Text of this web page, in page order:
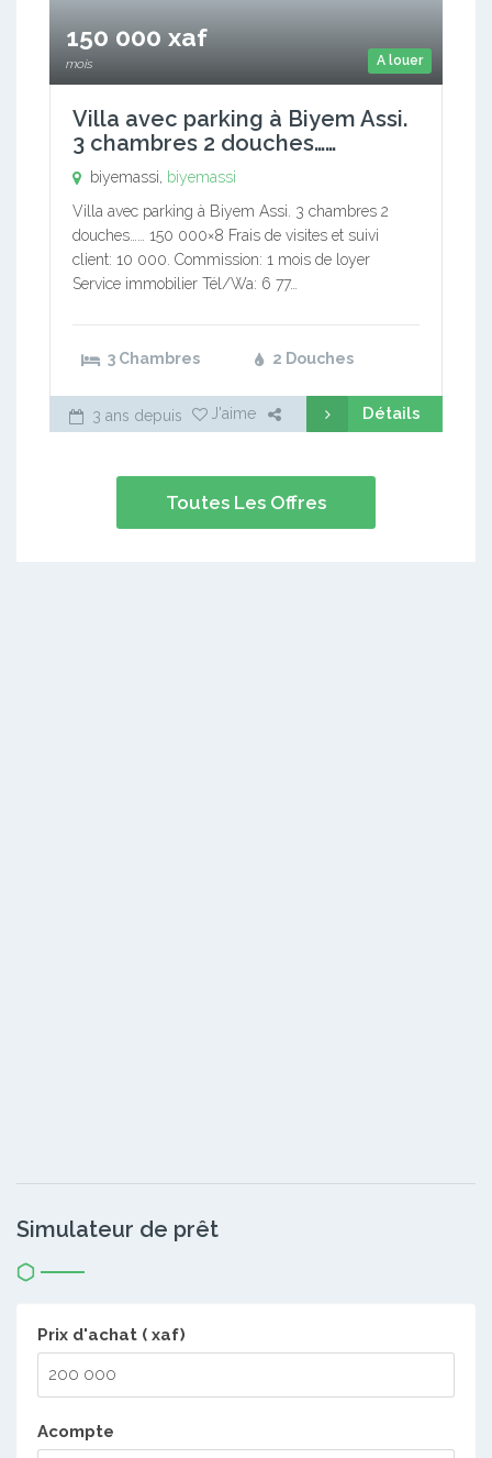
A louer
150 000 xaf
mois
Villa avec parking à Biyem Assi.
3 chambres 2 douches……
biyemassi,
biyemassi
Villa avec parking à Biyem Assi. 3 chambres 2
douches…… 150 000×8 Frais de visites et suivi
client: 10 000. Commission: 1 mois de loyer
Service immobilier Tél/Wa: 6 77…
3 Chambres 2 Douches
3 ans depuis J'aime Détails
Toutes Les Offres
Simulateur de prêt
Prix d'achat ( xaf)
Acompte